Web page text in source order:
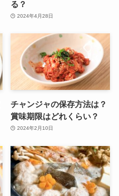
る？
2024年4月28日
チャンジャの保存方法は？
賞味期限はどれくらい？
2024年2月10日